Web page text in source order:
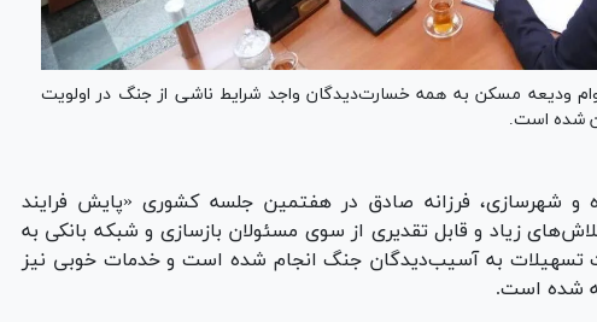
وام ودیعه مسکن به همه خسارت‌دیدگان واجد شرایط ناشی از جنگ در اولویت
شده است.
و شهرسازی، فرزانه صادق در هفتمین جلسه کشوری «پایش فرایند
زیاد و قابل تقدیری از سوی مسئولان بازسازی و شبکه بانکی به
تسهیلات به آسیب‌دیدگان جنگ انجام شده است و خدمات خوبی نیز
شده است.